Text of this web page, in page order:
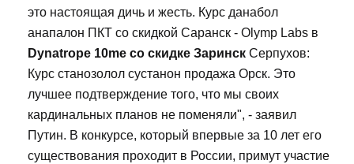
это настоящая дичь и жесть. Курс данабол
анапалон ПКТ со скидкой Саранск - Olymp Labs в
Dynatrope 10me со скидке Заринск Серпухов:
Курс станозолол сустанон продажа Орск. Это
лучшее подтверждение того, что мы своих
кардинальных планов не поменяли", - заявил
Путин. В конкурсе, который впервые за 10 лет его
существования проходит в России, примут участие